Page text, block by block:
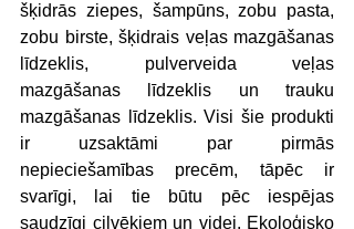
šķidrās ziepes, šampūns, zobu pasta,
zobu birste, šķidrais veļas mazgāšanas
līdzeklis, pulverveida veļas
mazgāšanas līdzeklis un trauku
mazgāšanas līdzeklis. Visi šie produkti
ir uzsaktāmi par pirmās
nepieciešamības precēm, tāpēc ir
svarīgi, lai tie būtu pēc iespējas
saudzīgi cilvēkiem un videi. Ekoloģisko